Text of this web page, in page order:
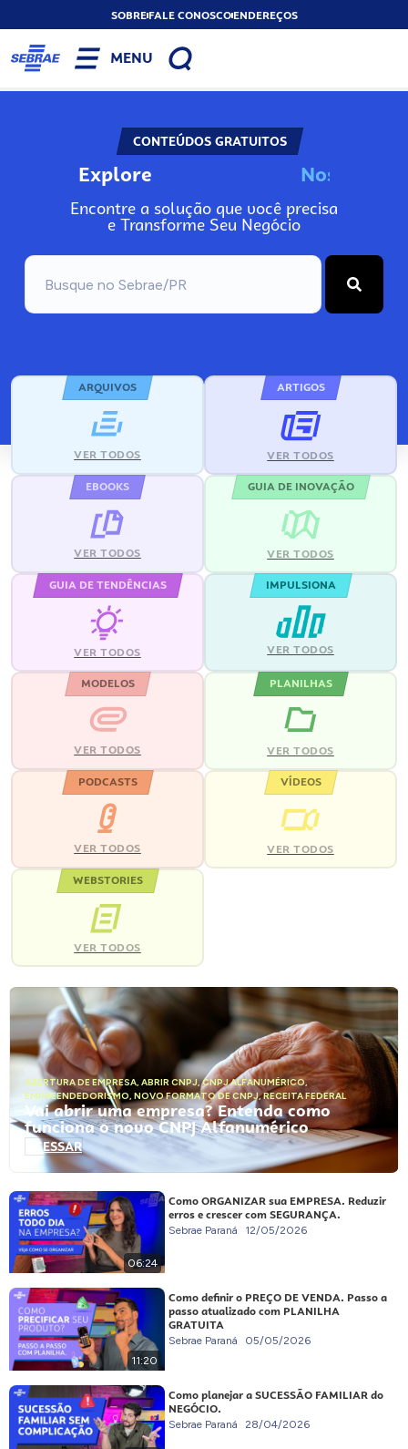
SOBREFALE CONOSCOENDEREÇOS
MENU
CONTEÚDOS GRATUITOS
Explore No
Encontre a solução que você precisa
e Transforme Seu Negócio
ARQUIVOS
VER TODOS
ARTIGOS
VER TODOS
EBOOKS
VER TODOS
GUIA DE INOVAÇÃO
VER TODOS
GUIA DE TENDÊNCIAS
VER TODOS
IMPULSIONA
VER TODOS
MODELOS
VER TODOS
PLANILHAS
VER TODOS
PODCASTS
VER TODOS
VÍDEOS
VER TODOS
WEBSTORIES
VER TODOS
ABERTURA DE EMPRESA, ABRIR CNPJ,CNPJ ALFANUMÉRICO,
EMPREENDEDORISMO, NOVO FORMATO DE CNPJ,RECEITA FEDERAL
Vai abrir uma empresa? Entenda como
funciona o novo CNPJ Alfanumérico
ACESSAR
06:24
Como ORGANIZAR sua EMPRESA. Reduzir
erros e crescer com SEGURANÇA.
Sebrae Paraná 12/05/2026
11:20
Como definir o PREÇO DE VENDA. Passo a
passo atualizado com PLANILHA
GRATUITA
Sebrae Paraná 05/05/2026
Como planejar a SUCESSÃO FAMILIAR do
NEGÓCIO.
Sebrae Paraná 28/04/2026